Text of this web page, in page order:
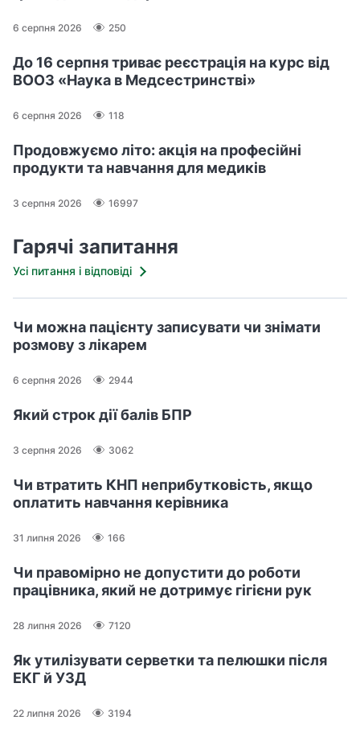
6 серпня 2026 250
До 16 серпня триває реєстрація на курс від
ВООЗ «Наука в Медсестринстві»
6 серпня 2026 118
Продовжуємо літо: акція на професійні
продукти та навчання для медиків
3 серпня 2026 16997
Гарячі запитання
Усі питання і відповіді
Чи можна пацієнту записувати чи знімати
розмову з лікарем
6 серпня 2026 2944
Який строк дії балів БПР
3 серпня 2026 3062
Чи втратить КНП неприбутковість, якщо
оплатить навчання керівника
31 липня 2026 166
Чи правомірно не допустити до роботи
працівника, який не дотримує гігієни рук
28 липня 2026 7120
Як утилізувати серветки та пелюшки після
ЕКГ й УЗД
22 липня 2026 3194